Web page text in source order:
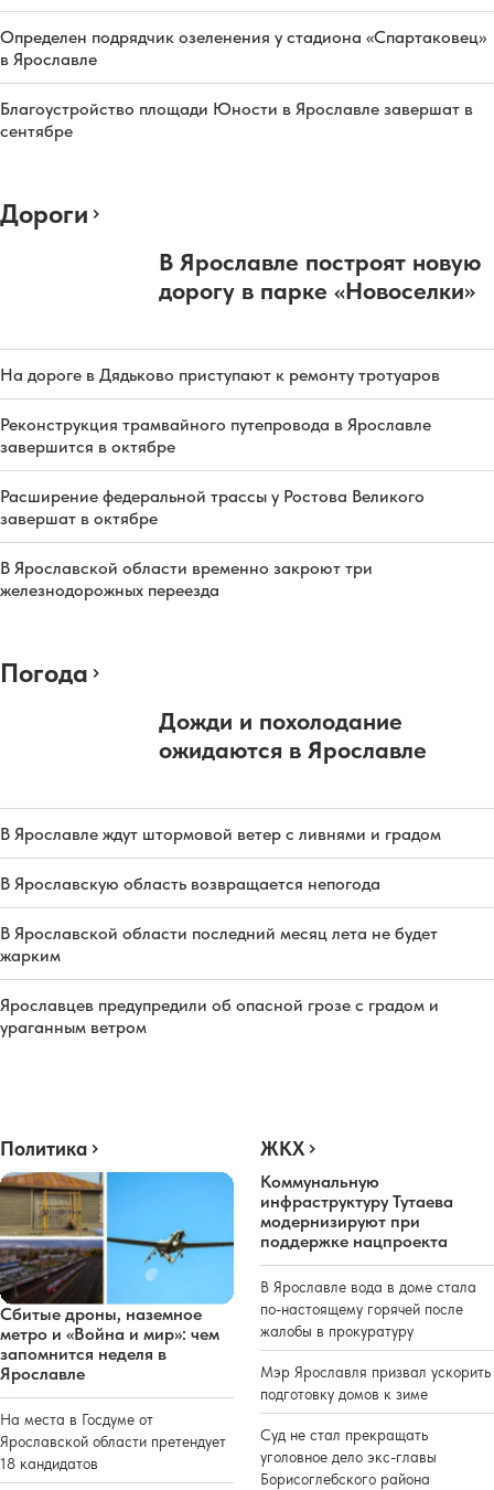
Определен подрядчик озеленения у стадиона «Спартаковец»
в Ярославле
Благоустройство площади Юности в Ярославле завершат в
сентябре
Дороги
В Ярославле построят новую
дорогу в парке «Новоселки»
На дороге в Дядьково приступают к ремонту тротуаров
Реконструкция трамвайного путепровода в Ярославле
завершится в октябре
Расширение федеральной трассы у Ростова Великого
завершат в октябре
В Ярославской области временно закроют три
железнодорожных переезда
Погода
Дожди и похолодание
ожидаются в Ярославле
В Ярославле ждут штормовой ветер с ливнями и градом
В Ярославскую область возвращается непогода
В Ярославской области последний месяц лета не будет
жарким
Ярославцев предупредили об опасной грозе с градом и
ураганным ветром
Политика
Сбитые дроны, наземное
метро и «Война и мир»: чем
запомнится неделя в
Ярославле
На места в Госдуме от
Ярославской области претендует
18 кандидатов
ЖКХ
Коммунальную
инфраструктуру Тутаева
модернизируют при
поддержке нацпроекта
В Ярославле вода в доме стала
по-настоящему горячей после
жалобы в прокуратуру
Мэр Ярославля призвал ускорить
подготовку домов к зиме
Суд не стал прекращать
уголовное дело экс-главы
Борисоглебского района